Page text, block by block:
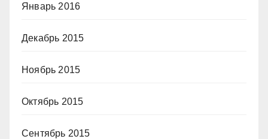
Январь 2016
Декабрь 2015
Ноябрь 2015
Октябрь 2015
Сентябрь 2015